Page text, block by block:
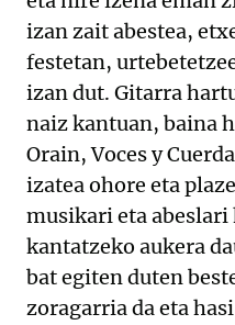
izan zait abestea,
festetan,
izan dut. Gitarra
naiz kantuan, baina
Orain, Voces y
izatea ohore eta
musikari eta abeslari
kantatzeko aukera
bat egiten duten
zoragarria da eta